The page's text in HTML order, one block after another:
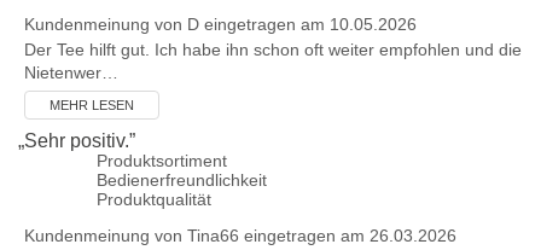
Kundenmeinung von D eingetragen am 10.05.2026
Der Tee hilft gut. Ich habe ihn schon oft weiter empfohlen und die
Nietenwer…
MEHR LESEN
„Sehr positiv.”
Produktsortiment
Bedienerfreundlichkeit
Produktqualität
Kundenmeinung von Tina66 eingetragen am 26.03.2026